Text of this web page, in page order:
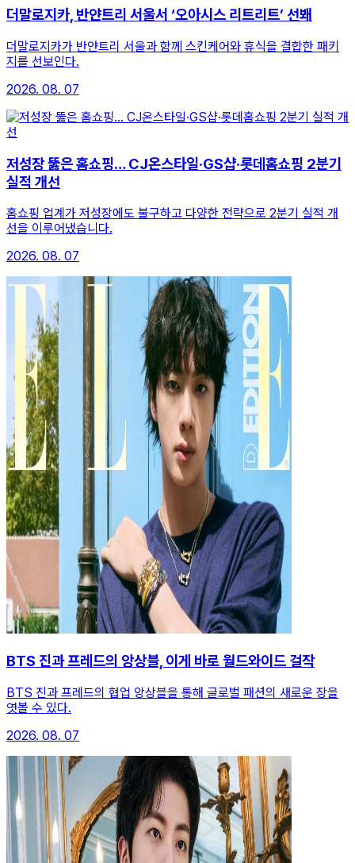
더말로지카, 반얀트리 서울서 ‘오아시스 리트리트’ 선봬
더말로지카가 반얀트리 서울과 함께 스킨케어와 휴식을 결합한 패키
지를 선보인다.
2026. 08. 07
저성장 뚫은 홈쇼핑… CJ온스타일·GS샵·롯데홈쇼핑 2분기
실적 개선
홈쇼핑 업계가 저성장에도 불구하고 다양한 전략으로 2분기 실적 개
선을 이루어냈습니다.
2026. 08. 07
BTS 진과 프레드의 앙상블, 이게 바로 월드와이드 걸작
BTS 진과 프레드의 협업 앙상블을 통해 글로벌 패션의 새로운 장을
엿볼 수 있다.
2026. 08. 07